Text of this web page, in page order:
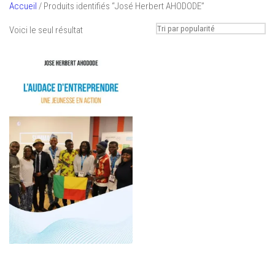
Accueil / Produits identifiés “José Herbert AHODODE”
Voici le seul résultat